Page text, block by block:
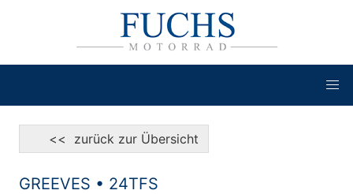
<< zurück zur Übersicht
GREEVES • 24TFS